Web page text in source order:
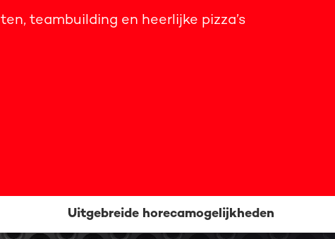
teambuilding en heerlijke pizza’s
Uitgebreide horecamogelijkheden